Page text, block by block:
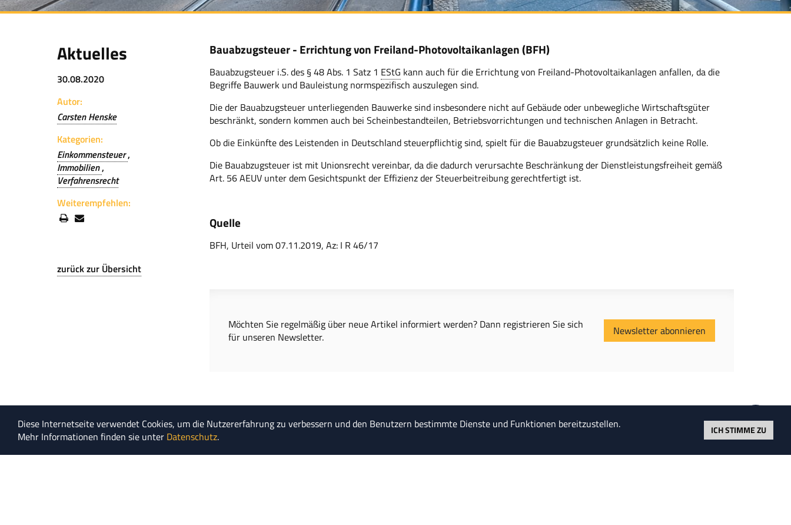
Aktuelles
30.08.2020
Autor:
Carsten Henske
Kategorien:
Einkommensteuer
Immobilien
Verfahrensrecht
Weiterempfehlen:
zurück zur Übersicht
Bauabzugsteuer - Errichtung von Freiland-Photovoltaikanlagen (BFH)
Bauabzugsteuer i.S. des § 48 Abs. 1 Satz 1 EStG kann auch für die Errichtung von Freiland-Photovoltaikanlagen anfallen, da die
Begriffe Bauwerk und Bauleistung normspezifisch auszulegen sind.
Die der Bauabzugsteuer unterliegenden Bauwerke sind insbesondere nicht auf Gebäude oder unbewegliche Wirtschaftsgüter
beschränkt, sondern kommen auch bei Scheinbestandteilen, Betriebsvorrichtungen und technischen Anlagen in Betracht.
Ob die Einkünfte des Leistenden in Deutschland steuerpflichtig sind, spielt für die Bauabzugsteuer grundsätzlich keine Rolle.
Die Bauabzugsteuer ist mit Unionsrecht vereinbar, da die dadurch verursachte Beschränkung der Dienstleistungsfreiheit gemäß
Art. 56 AEUV unter dem Gesichtspunkt der Effizienz der Steuerbeitreibung gerechtfertigt ist.
Quelle
BFH, Urteil vom 07.11.2019, Az: I R 46/17
Möchten Sie regelmäßig über neue Artikel informiert werden? Dann registrieren Sie sich
für unseren Newsletter.
Newsletter abonnieren
Diese Internetseite verwendet Cookies, um die Nutzererfahrung zu verbessern und den Benutzern bestimmte Dienste und Funktionen bereitzustellen.
Mehr Informationen finden sie unter Datenschutz. ICH STIMME ZU